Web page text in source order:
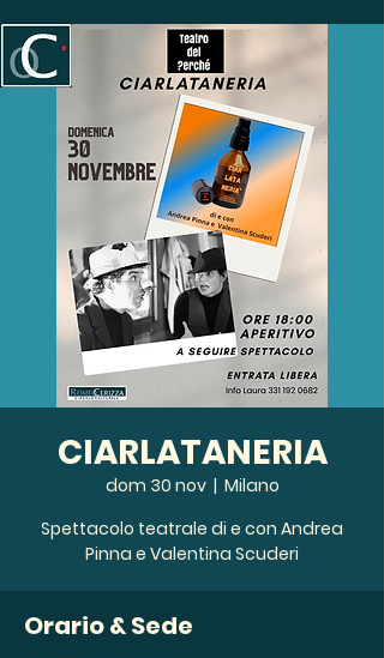
CIARLATANERIA
dom 30 nov
  |
Milano
Spettacolo teatrale di e con Andrea
Pinna e Valentina Scuderi
Orario & Sede